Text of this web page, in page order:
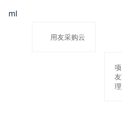
ml
用友采购云